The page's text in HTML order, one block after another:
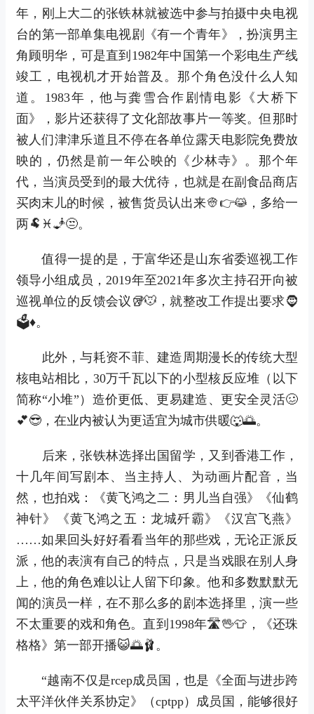
年，刚上大二的张铁林就被选中参与拍摄中央电视
台的第一部单集电视剧《有一个青年》，扮演男主
角顾明华，可是直到1982年中国第一个彩电生产线
竣工，电视机才开始普及。那个角色没什么人知
道。1983年，他与龚雪合作剧情电影《大桥下
面》，影片还获得了文化部故事片一等奖。但那时
被人们津津乐道且不停在各单位露天电影院免费放
映的，仍然是前一年公映的《少林寺》。那个年
代，当演员受到的最大优待，也就是在副食品商店
买肉末儿的时候，被售货员认出来👳👉😹，多给一
两🐏♓🧞😒。
值得一提的是，于富华还是山东省委巡视工作
领导小组成员，2019年至2021年多次主持召开向被
巡视单位的反馈会议🥡🐭，就整改工作提出要求🧔
🗳♦。
此外，与耗资不菲、建造周期漫长的传统大型
核电站相比，30万千瓦以下的小型核反应堆（以下
简称“小堆”）造价更低、更易建造、更安全灵活🥴
💕😎，在业内被认为更适宜为城市供暖🐺🌅。
后来，张铁林选择出国留学，又到香港工作，
十几年间写剧本、当主持人、为动画片配音，当
然，也拍戏：《黄飞鸿之二：男儿当自强》《仙鹤
神针》《黄飞鸿之五：龙城歼霸》《汉宫飞燕》
……如果回头好好看看当年的那些戏，无论正派反
派，他的表演有自己的特点，只是当戏眼在别人身
上，他的角色难以让人留下印象。他和多数默默无
闻的演员一样，在不那么多的剧本选择里，演一些
不太重要的戏和角色。直到1998年🛣🖖👕，《还珠
格格》第一部开播😺🌅🩰。
“越南不仅是rcep成员国，也是《全面与进步跨
太平洋伙伴关系协定》（cptpp）成员国，能够很好